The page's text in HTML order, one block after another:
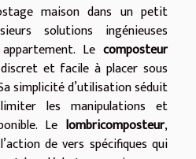
maison dans un petit
solutions ingénieuses
Le composteur
et facile à placer sous
simplicité d’utilisation séduit
les manipulations et
Le lombricomposteur,
de vers spécifiques qui